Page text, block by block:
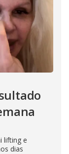
lifting e
dias